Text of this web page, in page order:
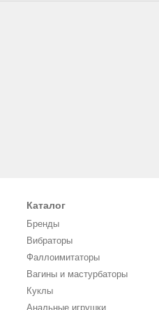
Каталог
Бренды
Вибраторы
Фаллоимитаторы
Вагины и мастурбаторы
Куклы
Анальные игрушки